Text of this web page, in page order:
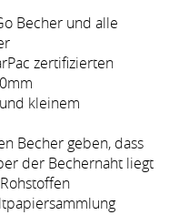
Becher und alle
zertifizierten
kleinem
Becher geben, dass
der Bechernaht liegt